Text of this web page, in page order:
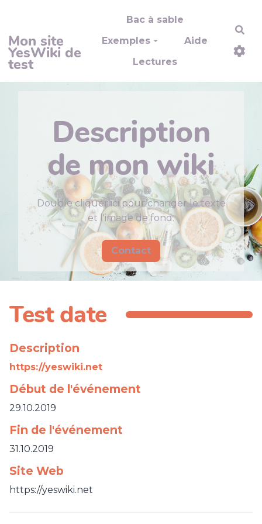
Aller au contenu principal
Mon site
YesWiki de
test
Bac à sable
Exemples
Aide
Lectures
Description
de mon wiki
Double cliquer ici pour changer le texte
et l'image de fond.
Contact
Test date
Description
https://yeswiki.net
Début de l'événement
29.10.2019
Fin de l'événement
31.10.2019
Site Web
https://yeswiki.net